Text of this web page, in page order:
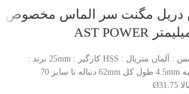
دریل مگنت سر الماس مخصوص
ساخت : چین تحت لیسانس : آلمان متریال : HSS کارگیر : 25mm برند :
ASTPOWER ضخامت لبه 4.5mm طول کل 62mm دنباله تا سایز 70